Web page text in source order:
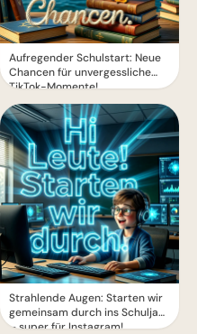
Aufregender Schulstart: Neue
Chancen für unvergessliche
TikTok-Momente!
Strahlende Augen: Starten wir
gemeinsam durch ins Schuljahr
– super für Instagram!